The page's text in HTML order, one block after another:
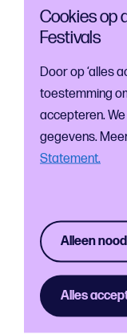
Cookies op
Festivals
Door op ‘alles
toestemming
accepteren.
gegevens.
Statement.
Alleen
Alles
Roadmap
Welk stappenplan
doelstelling te
‘De financiering
nog andere
De vrijkaarten
actief zijn in
inmiddels in
op te zetten